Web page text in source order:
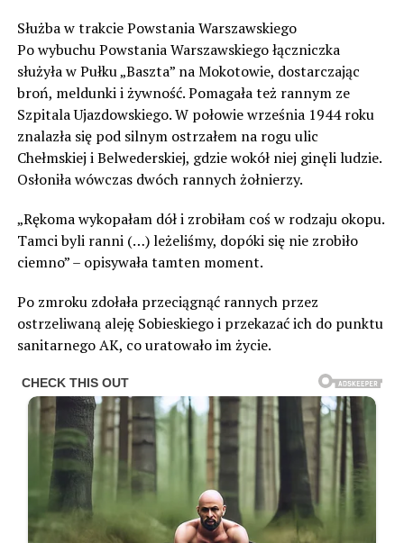
Służba w trakcie Powstania Warszawskiego
Po wybuchu Powstania Warszawskiego łączniczka
służyła w Pułku „Baszta” na Mokotowie, dostarczając
broń, meldunki i żywność. Pomagała też rannym ze
Szpitala Ujazdowskiego. W połowie września 1944 roku
znalazła się pod silnym ostrzałem na rogu ulic
Chełmskiej i Belwederskiej, gdzie wokół niej ginęli ludzie.
Osłoniła wówczas dwóch rannych żołnierzy.
„Rękoma wykopałam dół i zrobiłam coś w rodzaju okopu.
Tamci byli ranni (…) leżeliśmy, dopóki się nie zrobiło
ciemno” – opisywała tamten moment.
Po zmroku zdołała przeciągnąć rannych przez
ostrzeliwaną aleję Sobieskiego i przekazać ich do punktu
sanitarnego AK, co uratowało im życie.